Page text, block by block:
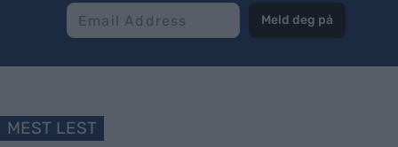
Meld deg på
MEST LEST